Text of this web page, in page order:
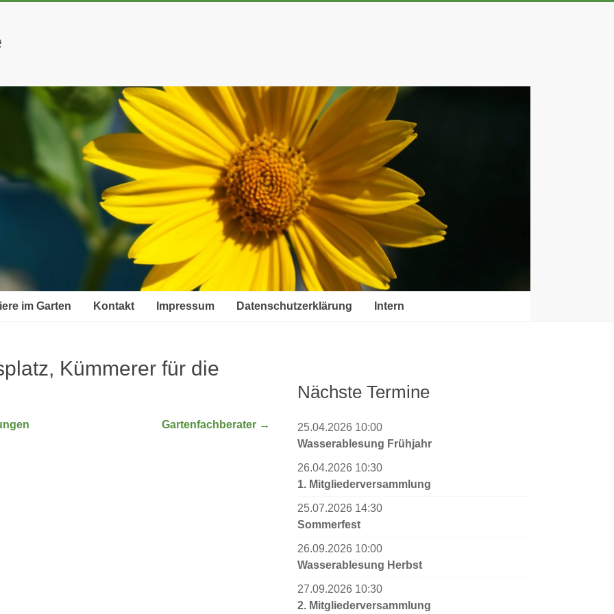
im Garten Kontakt Impressum Datenschutzerklärung Intern
Kümmerer für die
Gartenfachberater →
Nächste Termine
25.04.2026 10:00
Wasserablesung Frühjahr
26.04.2026 10:30
1. Mitgliederversammlung
25.07.2026 14:30
Sommerfest
26.09.2026 10:00
Wasserablesung Herbst
27.09.2026 10:30
2. Mitgliederversammlung